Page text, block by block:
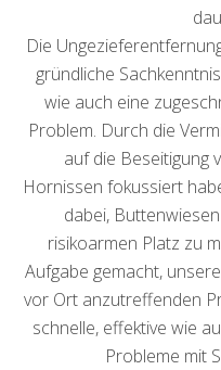
Die
gründliche
wie auch eine
Problem. Durch die
auf die Beseitigung
Hornissen fokussiert
dabei,
risikoarmen Platz zu
Aufgabe gemacht,
vor Ort anzutreffenden
schnelle, effektive wie
Probleme mit